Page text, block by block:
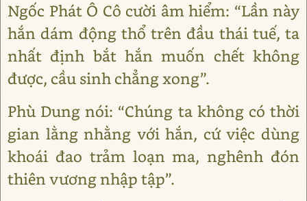
Ngốc Phát Ô Cô cười âm hiểm: “Lần này
hắn dám động thổ trên đầu thái tuế, ta
nhất định bắt hắn muốn chết không
được, cầu sinh chẳng xong”.
Phù Dung nói: “Chúng ta không có thời
gian lằng nhằng với hắn, cứ việc dùng
khoái đao trảm loạn ma, nghênh đón
thiên vương nhập tập”.